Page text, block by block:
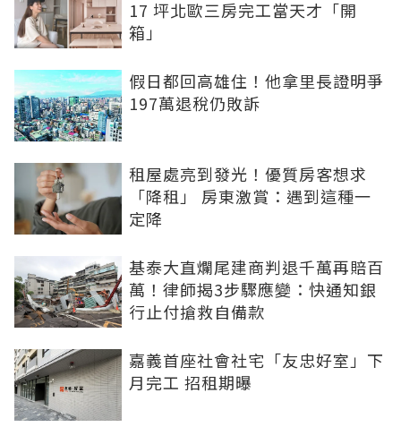
17 坪北歐三房完工當天才「開
箱」
假日都回高雄住！他拿里長證明爭
197萬退稅仍敗訴
租屋處亮到發光！優質房客想求
「降租」 房東激賞：遇到這種一
定降
基泰大直爛尾建商判退千萬再賠百
萬！律師揭3步驟應變：快通知銀
行止付搶救自備款
嘉義首座社會社宅「友忠好室」下
月完工 招租期曝